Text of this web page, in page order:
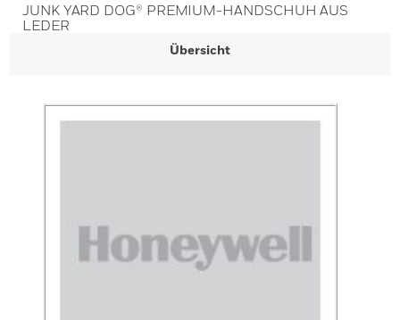
JUNK YARD DOG® PREMIUM-HANDSCHUH AUS
LEDER
Übersicht